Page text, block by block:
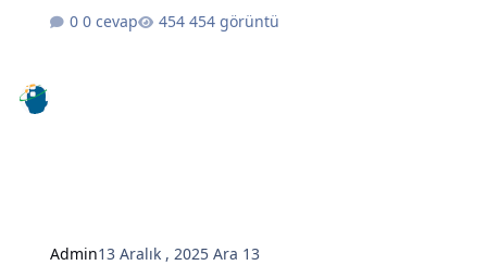
0 cevap
454 görüntü
Admin13 Aralık , 2025Ara 13